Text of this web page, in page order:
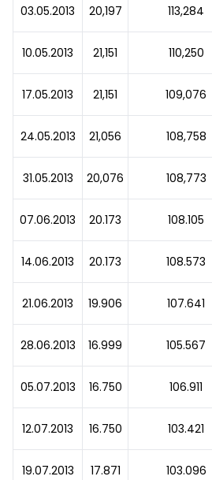
03.05.2013 20,197 113,284
10.05.2013 21,151 110,250
17.05.2013 21,151 109,076
24.05.2013 21,056 108,758
31.05.2013 20,076 108,773
07.06.2013 20.173 108.105
14.06.2013 20.173 108.573
21.06.2013 19.906 107.641
28.06.2013 16.999 105.567
05.07.2013 16.750 106.911
12.07.2013 16.750 103.421
19.07.2013 17.871 103.096